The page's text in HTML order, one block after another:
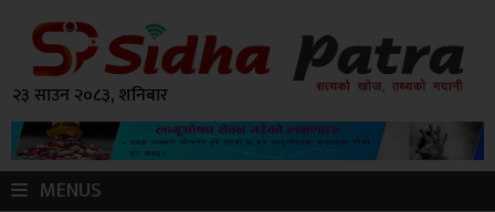
२३ साउन २०८३, शनिबार
MENUS